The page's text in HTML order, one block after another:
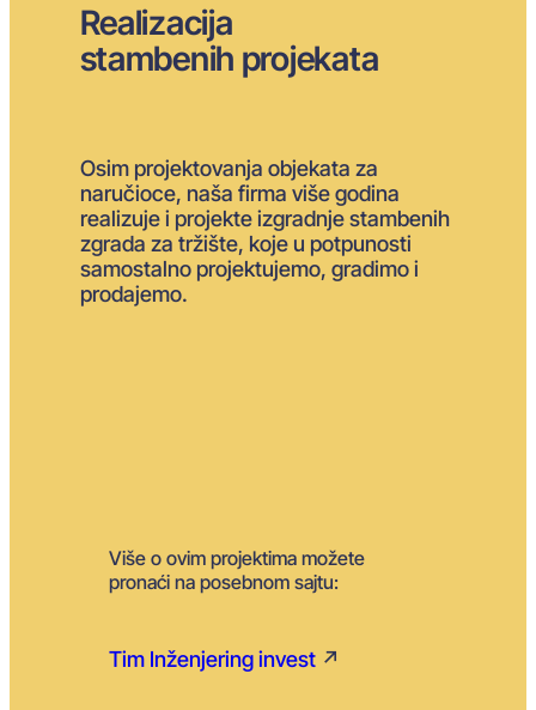
Realizacija
stambenih projekata
Osim projektovanja objekata za
naručioce, naša firma više godina
realizuje i projekte izgradnje stambenih
zgrada za tržište, koje u potpunosti
samostalno projektujemo, gradimo i
prodajemo.
Više o ovim projektima možete
pronaći na posebnom sajtu:
Tim Inženjering invest↗